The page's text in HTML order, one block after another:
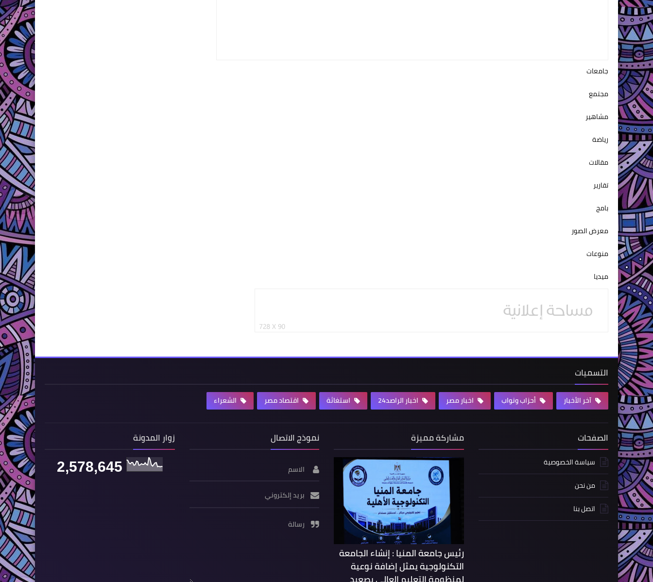
جامعات
مجتمع
مشاهير
رياضة
مقالات
تقارير
بامج
معرض الصور
منوعات
ميديا
التسميات
آخر الأخبار أحزاب ونواب اخبار مصر اخبار الراصد24 استغاثة اقتصاد مصر الشعراء
الصفحات
سياسة الخصوصية
من نحن
اتصل بنا
مشاركة مميزة
رئيس جامعة المنيا : إنشاء الجامعة
التكنولوجية يمثل إضافة نوعية
نموذج الاتصال
الاسم
بريد إلكتروني
رسالة
زوار المدونة
2,578,645